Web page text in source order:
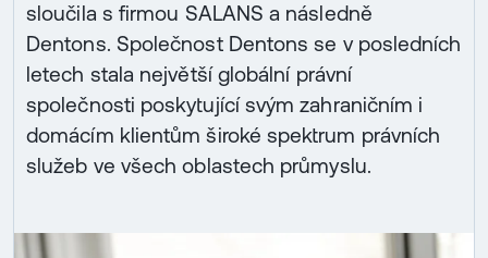
sloučila s firmou SALANS a následně
Dentons. Společnost Dentons se v posledních
letech stala největší globální právní
společnosti poskytující svým zahraničním i
domácím klientům široké spektrum právních
služeb ve všech oblastech průmyslu.